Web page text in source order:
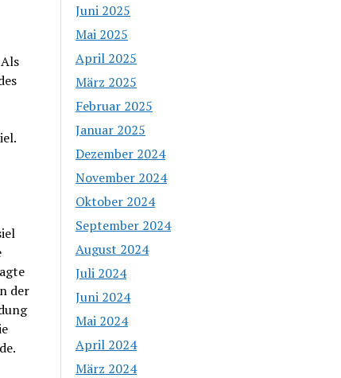
der
Juni 2025
Mai 2025
April 2025
März 2025
Februar 2025
Januar 2025
Dezember 2024
November 2024
Oktober 2024
September 2024
August 2024
Juli 2024
Juni 2024
Mai 2024
April 2024
März 2024